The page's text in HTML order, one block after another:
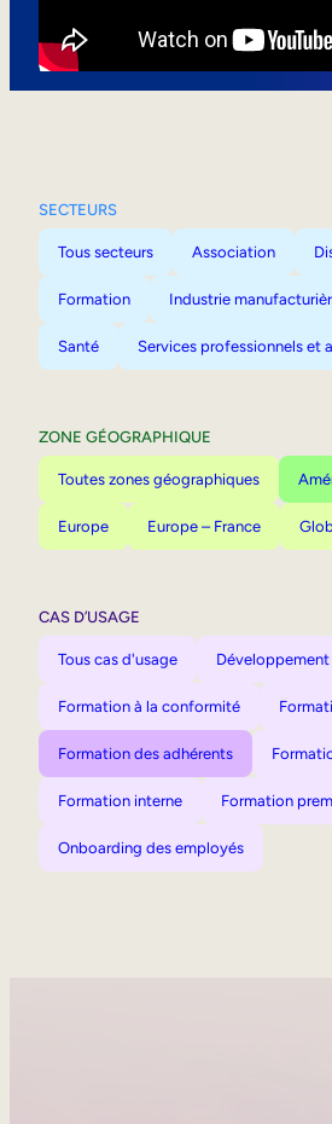
SECTEURS
Tous secteurs Association
Formation Industrie
Santé Services professionnels et
ZONE GÉOGRAPHIQUE
Toutes zones géographiques
Europe Europe – France
CAS D’USAGE
Tous cas d'usage
Formation à la conformité
Formation des adhérents
Formation interne Formation
Onboarding des employés